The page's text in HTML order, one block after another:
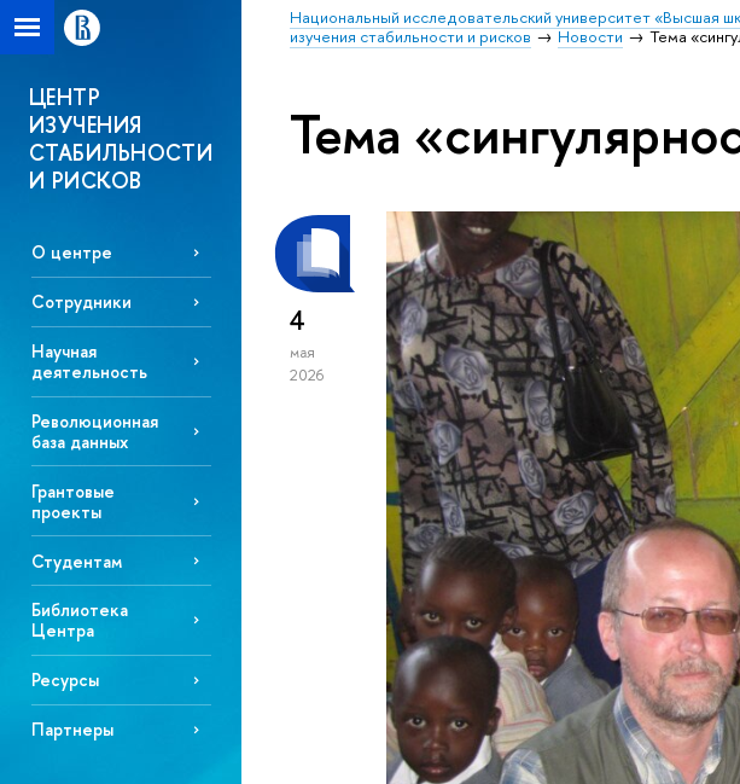
Национальный исследовательский университет «Высшая
изучения стабильности и рисков
Новости Тема
ЦЕНТР
ИЗУЧЕНИЯ
СТАБИЛЬНОСТИ
И РИСКОВ
О центре
Сотрудники
Научная
деятельность
Революционная
база данных
Грантовые
проекты
Студентам
Библиотека
Центра
Ресурсы
Партнеры
Тема
4
мая
2026